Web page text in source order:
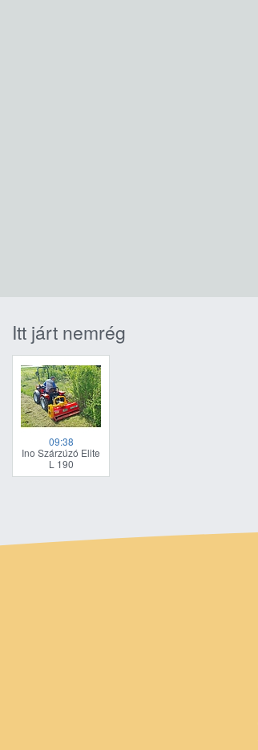
Itt járt nemrég
09:38
Ino Szárzúzó Elite
L 190